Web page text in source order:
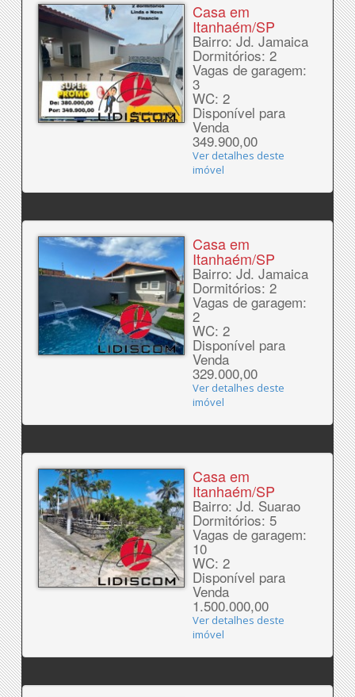
Casa em
Itanhaém/SP
Bairro: Jd. Jamaica
Dormitórios: 2
Vagas de garagem:
3
WC: 2
Disponível para
Venda
349.900,00
Ver detalhes deste
imóvel
Casa em
Itanhaém/SP
Bairro: Jd. Jamaica
Dormitórios: 2
Vagas de garagem:
2
WC: 2
Disponível para
Venda
329.000,00
Ver detalhes deste
imóvel
Casa em
Itanhaém/SP
Bairro: Jd. Suarao
Dormitórios: 5
Vagas de garagem:
10
WC: 2
Disponível para
Venda
1.500.000,00
Ver detalhes deste
imóvel